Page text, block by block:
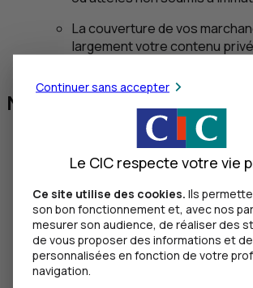
La couverture de vos
largement votre contenu
Nos conseils pratiques
Continuer sans accepter
Le CIC respecte votre vie
Ce site utilise des cookies. Ils
son bon fonctionnement et, avec nos
mesurer son audience, de réaliser des
de vous proposer des informations et
personnalisées en fonction de votre
navigation.